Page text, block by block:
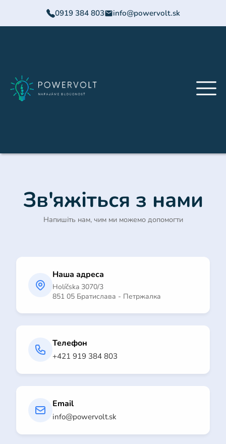
0919 384 803 info@powervolt.sk
Зв'яжіться з нами
Напишіть нам, чим ми можемо допомогти
Наша адреса
Holíčska 3070/3
851 05 Братислава - Петржалка
Телефон
+421 919 384 803
Email
info@powervolt.sk